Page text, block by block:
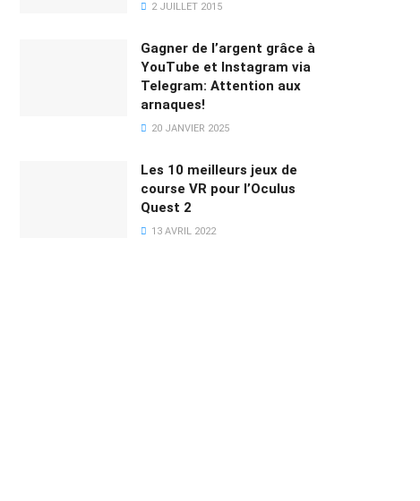
2 JUILLET 2015
Gagner de l’argent grâce à
YouTube et Instagram via
Telegram: Attention aux
arnaques!
20 JANVIER 2025
Les 10 meilleurs jeux de
course VR pour l’Oculus
Quest 2
13 AVRIL 2022